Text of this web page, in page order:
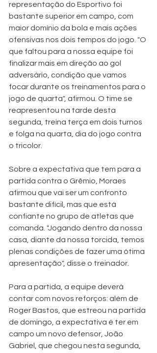
representação do Esportivo foi
bastante superior em campo, com
maior domínio da bola e mais ações
ofensivas nos dois tempos do jogo. "O
que faltou para a nossa equipe foi
finalizar mais em direção ao gol
adversário, condição que vamos
focar durante os treinamentos para o
jogo de quarta", afirmou. O time se
reapresentou na tarde desta
segunda, treina terça em dois turnos
e folga na quarta, dia do jogo contra
o tricolor.
Sobre a expectativa que tem para a
partida contra o Grêmio, Moraes
afirmou que vai ser um confronto
bastante difícil, mas que está
confiante no grupo de atletas que
comanda. "Jogando dentro da nossa
casa, diante da nossa torcida, temos
plenas condições de fazer uma ótima
apresentação", disse o treinador.
Para a partida, a equipe deverá
contar com novos reforços: além de
Roger Bastos, que estreou na partida
de domingo, a expectativa é ter em
campo um novo defensor, João
Gabriel, que chegou nesta segunda,